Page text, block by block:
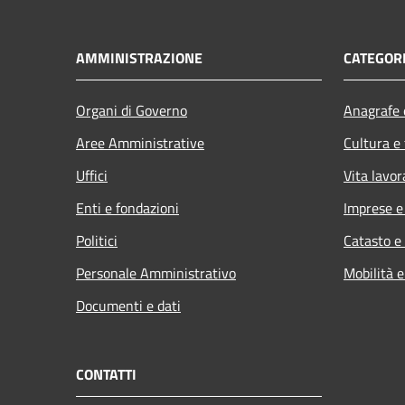
AMMINISTRAZIONE
Organi di Governo
Aree Amministrative
Uffici
Enti e fondazioni
Politici
Personale Amministrativo
Documenti e dati
Cultura
Vita
Imprese
Catasto
Mobilità
CONTATTI